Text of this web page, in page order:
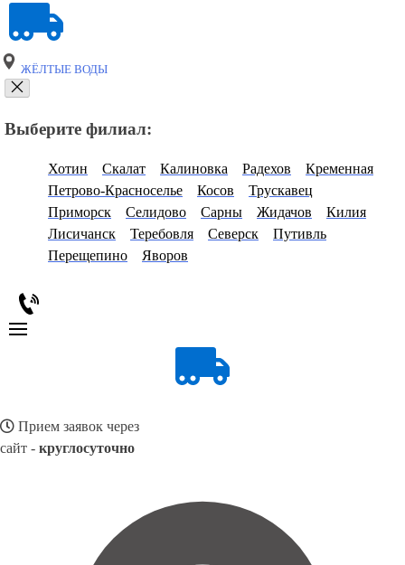
ЖЁЛТЫЕ ВОДЫ
Выберите филиал:
Хотин Скалат Калиновка Радехов
Кременная
Петрово-Красноселье
Косов
Трускавец
Приморск
Селидово Сарны Жидачов
Килия
Лисичанск
Теребовля Северск
Путивль
Перещепино
Яворов
Прием заявок через
сайт - круглосуточно